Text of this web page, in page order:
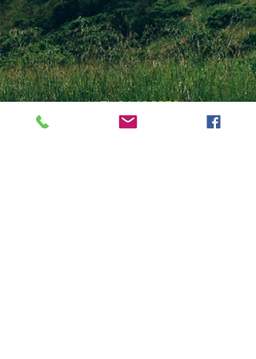
+(47)96693379